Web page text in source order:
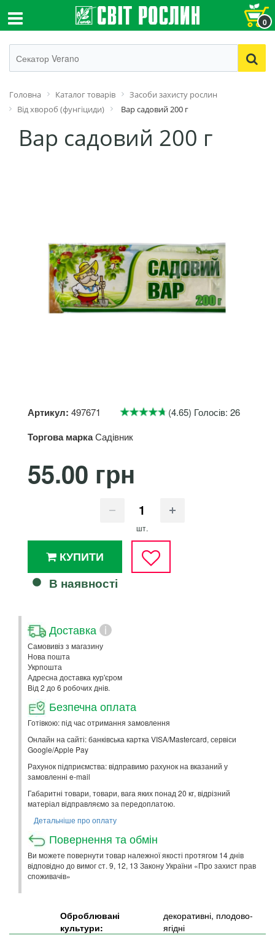
0
Головна Каталог товарів
Засоби захисту рослин
Від хвороб (фунгіциди)
Вар садовий 200 г
Вар садовий 200 г
Артикул: 497671 (4.65) Голосів: 26
Торгова маркаСадівник
55.00 грн
шт.
КУПИТИ
В наявності
Доставка i
Самовивіз з магазину
Нова пошта
Укрпошта
Адресна доставка кур'єром
Від 2 до 6 робочих днів.
Безпечна оплата
Готівкою: під час отримання замовлення
Онлайн на сайті: банківська картка VISA/Mastercard, сервіси
Google/Apple Pay
Рахунок підприємства: відправимо рахунок на вказаний у
замовленні e-mail
Габаритні товари, товари, вага яких понад 20 кг, відрізний
матеріал відправляємо за передоплатою.
Детальніше про оплату
Повернення та обмін
Ви можете повернути товар належної якості протягом 14 днів
відповідно до вимог ст. 9, 12, 13 Закону України «Про захист прав
споживачів»
Оброблювані
культури:
декоративні, плодово-
ягідні